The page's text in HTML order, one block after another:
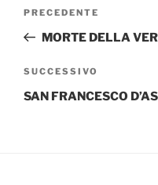
Articolo
precedente:
PRECEDENTE
MORTE DELLA
Articolo
successivo
SUCCESSIVO
SAN FRANCESCO